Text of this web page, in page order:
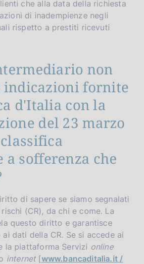
che alla data della richiesta
di inadempienze negli
rispetto a prestiti ricevuti
non
indicazioni fornite
d'Italia con la
del 23 marzo
a sofferenza che
di sapere se siamo segnalati
(CR), da chi e come. La
questo diritto e garantisce
dati della CR. Se si accede ai
la piattaforma Servizi online
internet[www.bancaditalia.it /